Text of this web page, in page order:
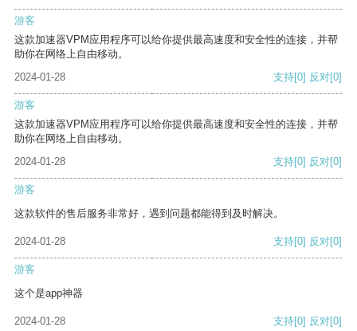
游客
这款加速器VPM应用程序可以给你提供最高速度和安全性的连接，并帮
助你在网络上自由移动。
2024-01-28
支持[0] 反对[0]
游客
这款加速器VPM应用程序可以给你提供最高速度和安全性的连接，并帮
助你在网络上自由移动。
2024-01-28
支持[0] 反对[0]
游客
这款软件的售后服务非常好，遇到问题都能得到及时解决。
2024-01-28 支持[0] 反对[0]
游客
这个是app神器
2024-01-28 支持[0] 反对[0]